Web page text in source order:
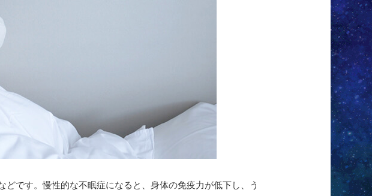
です。慢性的な不眠症になると、身体の免疫力が低下し、う